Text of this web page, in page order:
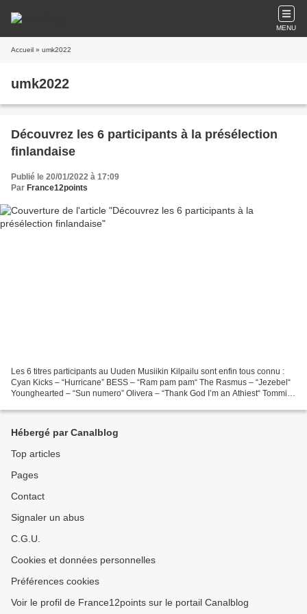
MENU
Accueil » umk2022
umk2022
Découvrez les 6 participants à la présélection
finlandaise
Publié le 20/01/2022 à 17:09
Par France12points
Les 6 titres participants au Uuden Musiikin Kilpailu sont enfin tous connu :
Cyan Kicks – “Hurricane” BESS – “Ram pam pam“ The Rasmus – “Jezebel“
Younghearted – “Sun numero” Olivera – “Thank God I’m an Athiest“ Tommi
Hébergé par Canalblog
Top articles
Pages
Contact
Signaler un abus
C.G.U.
Cookies et données personnelles
Préférences cookies
Voir le profil de France12points sur le portail Canalblog